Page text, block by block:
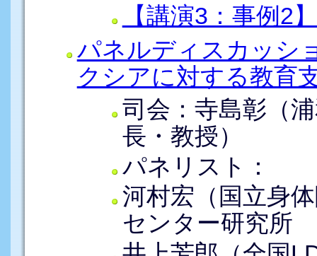
【講演3：事例2
パネルディスカッシ
クシアに対する教育
司会：寺島彰（
長・教授）
パネリスト：
河村宏（国立身
センター研究所